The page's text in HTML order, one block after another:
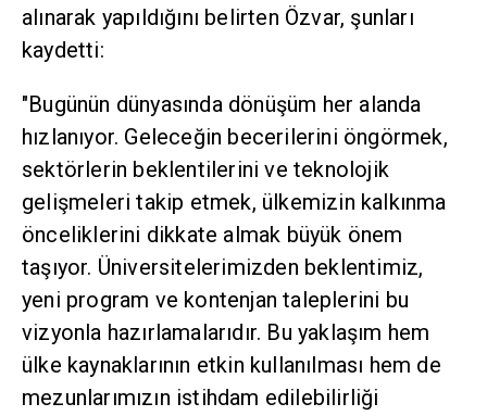
alınarak yapıldığını belirten Özvar, şunları
kaydetti:
"Bugünün dünyasında dönüşüm her alanda
hızlanıyor. Geleceğin becerilerini öngörmek,
sektörlerin beklentilerini ve teknolojik
gelişmeleri takip etmek, ülkemizin kalkınma
önceliklerini dikkate almak büyük önem
taşıyor. Üniversitelerimizden beklentimiz,
yeni program ve kontenjan taleplerini bu
vizyonla hazırlamalarıdır. Bu yaklaşım hem
ülke kaynaklarının etkin kullanılması hem de
mezunlarımızın istihdam edilebilirliği